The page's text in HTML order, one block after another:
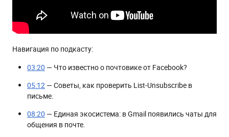
Навигация по подкасту:
03:20 — Что известно о почтовике от Facebook?
05:12 — Советы, как проверить List-Unsubscribe в
письме.
08:20 — Единая экосистема: в Gmail появились чаты для
общения в почте.